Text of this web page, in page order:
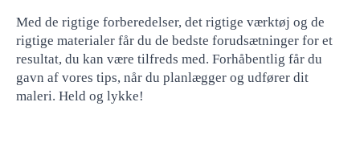
Med de rigtige forberedelser, det rigtige værktøj og de
rigtige materialer får du de bedste forudsætninger for et
resultat, du kan være tilfreds med. Forhåbentlig får du
gavn af vores tips, når du planlægger og udfører dit
maleri. Held og lykke!